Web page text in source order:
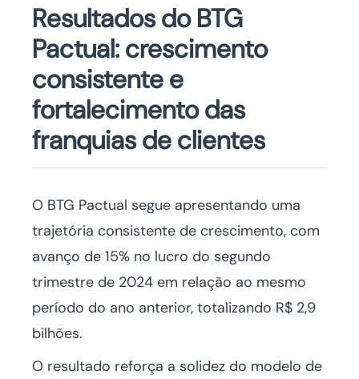
Resultados do BTG
Pactual: crescimento
consistente e
fortalecimento das
franquias de clientes
O BTG Pactual segue apresentando uma
trajetória consistente de crescimento, com
avanço de 15% no lucro do segundo
trimestre de 2024 em relação ao mesmo
período do ano anterior, totalizando R$ 2,9
bilhões.
O resultado reforça a solidez do modelo de